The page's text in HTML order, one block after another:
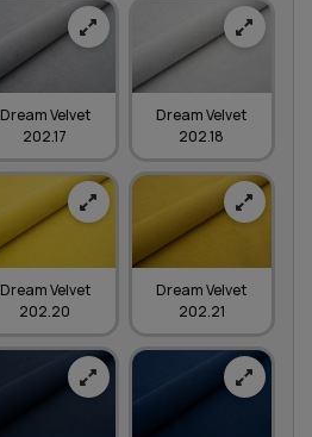
Dream Velvet
202.17
Dream Velvet
202.18
Dream Velvet
202.20
Dream Velvet
202.21